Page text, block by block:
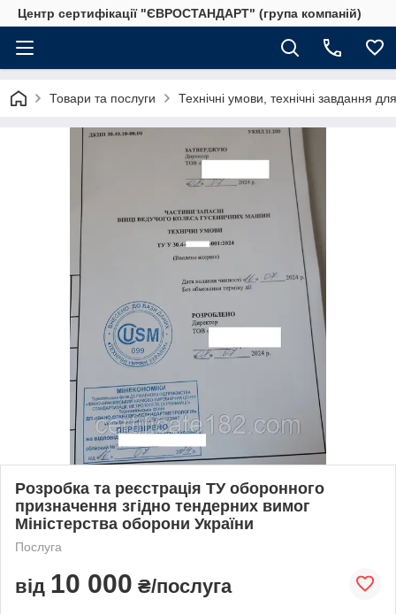
Центр сертифікації "ЄВРОСТАНДАРТ" (група компаній)
Товари та послуги Технічні умови, технічні завдання
Розробка та реєстрація ТУ оборонного
призначення згідно тендерних вимог
Міністерства оборони України
Послуга
від 10 000 ₴/послуга